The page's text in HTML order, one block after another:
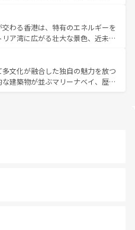
ー、ベトナムコーヒーなどは、ぜ
の地域を訪れてもあたたかい人々
ので、きっと忘れられない旅にな
北部ではチェンマイなどの山岳地
部ではプーケットやクラビの美し
を楽しむことができる。タイ料理
暖で、どの季節にも異なる楽しみ
すいタイの人々、仏教を中心とし
光資源が、訪れる旅人を魅了し続
わる香港は、特有のエネルギーを
ア湾に広がる壮大な景色、近未来
するはず。観光スポットが密集し
ろを回れるのも魅力。息をのむよ
験まで、香港を存分に楽しみ尽く
文化が融合した独自の魅力を放つ
建築物が並ぶマリーナベイ、歴史
風情を楽しめる外せないスポット